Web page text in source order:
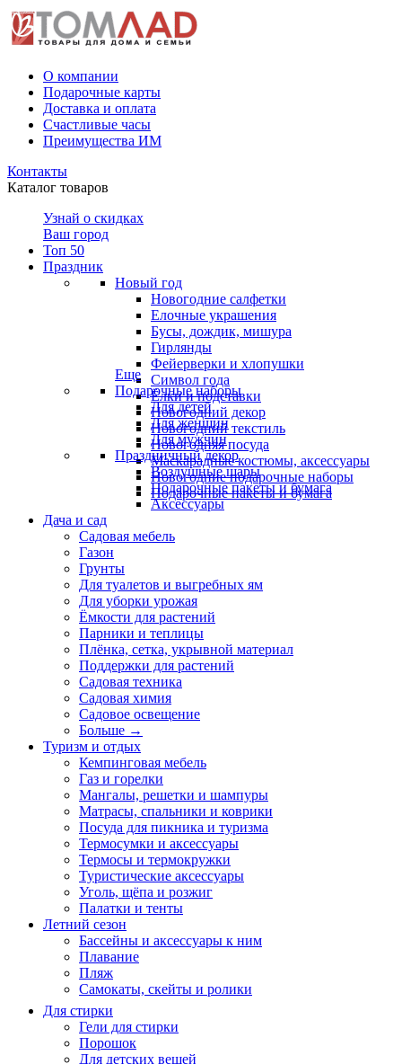
О компании
Подарочные карты
Доставка и оплата
Счастливые часы
Преимущества ИМ
Контакты
Каталог товаров
Узнай о скидках
Ваш город
Топ 50
Праздник
Новый год
Новогодние салфетки
Елочные украшения
Бусы, дождик, мишура
Гирлянды
Фейерверки и хлопушки
Символ года
Ёлки и подставки
Новогодний декор
Новогодний текстиль
Новогодняя посуда
Маскарадные костюмы, аксессуары
Новогодние подарочные наборы
Подарочные пакеты и бумага
Еще
Подарочные наборы
Для детей
Для женщин
Для мужчин
Праздничный декор
Воздушные шары
Подарочные пакеты и бумага
Аксессуары
Дача и сад
Садовая мебель
Газон
Грунты
Для туалетов и выгребных ям
Для уборки урожая
Ёмкости для растений
Парники и теплицы
Плёнка, сетка, укрывной материал
Поддержки для растений
Садовая техника
Садовая химия
Садовое освещение
Больше →
Туризм и отдых
Кемпинговая мебель
Газ и горелки
Мангалы, решетки и шампуры
Матрасы, cпальники и коврики
Посуда для пикника и туризма
Термосумки и аксессуары
Термосы и термокружки
Туристические аксессуары
Уголь, щёпа и розжиг
Палатки и тенты
Летний сезон
Бассейны и аксессуары к ним
Плавание
Пляж
Самокаты, скейты и ролики
Для стирки
Гели для стирки
Порошок
Для детских вещей